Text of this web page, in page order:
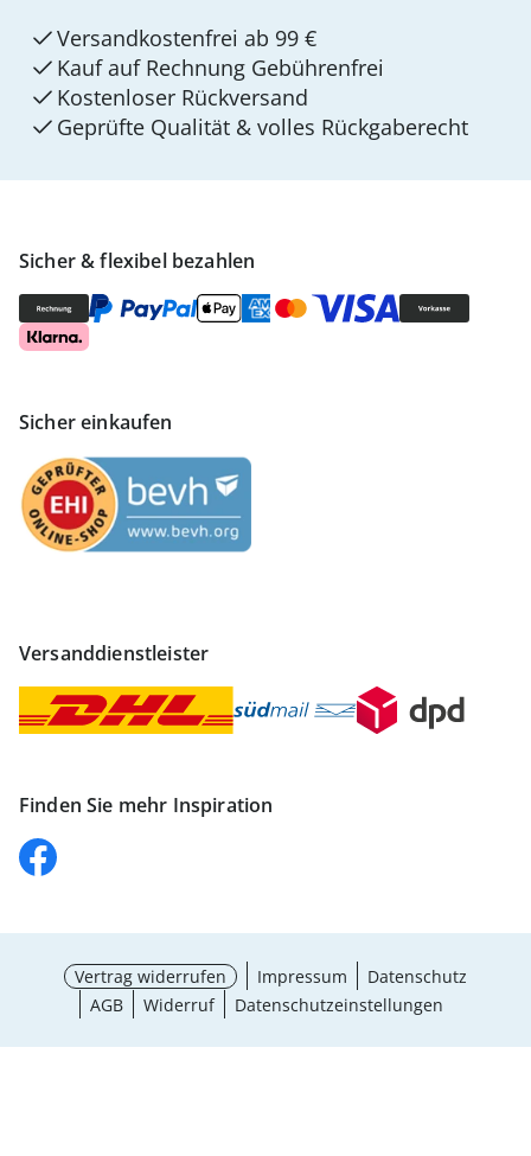
Sicher & flexibel bezahlen
Sicher einkaufen
Versanddienstleister
Finden Sie mehr Inspiration
Versandkostenfrei ab 99 €
Kauf auf Rechnung Gebührenfrei
Kostenloser Rückversand
Geprüfte Qualität & volles Rückgaberecht
Vertrag widerrufen Impressum
Datenschutz
AGB
Widerruf Datenschutzeinstellungen